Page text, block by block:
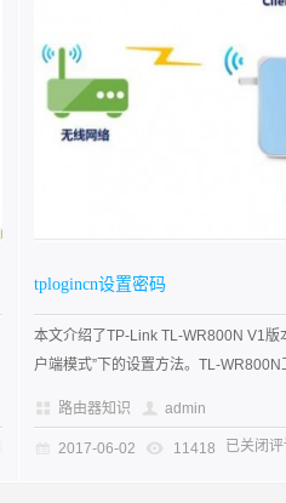
tplogincn设置密码
本文介绍了TP-Link TL-WR800N V1版
户端模式”下的设置方法。TL-WR800N
路由器知识 admin
2017-06-02 11418 已关闭